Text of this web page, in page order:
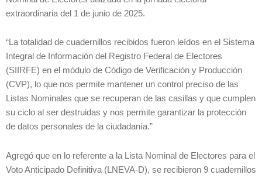
extraordinaria del 1 de junio de 2025.
“La totalidad de cuadernillos recibidos fueron leídos en el Sistema
Integral de Información del Registro Federal de Electores
(SIIRFE) en el módulo de Código de Verificación y Producción
(CVP), lo que nos permite mantener un control preciso de las
Listas Nominales que se recuperan de las casillas y que cumplen
su ciclo al ser destruidas y nos permite garantizar la protección
de datos personales de la ciudadanía.”
Agregó que en lo referente a la Lista Nominal de Electores para el
Voto Anticipado Definitiva (LNEVA-D), se recibieron 9 cuadernillos